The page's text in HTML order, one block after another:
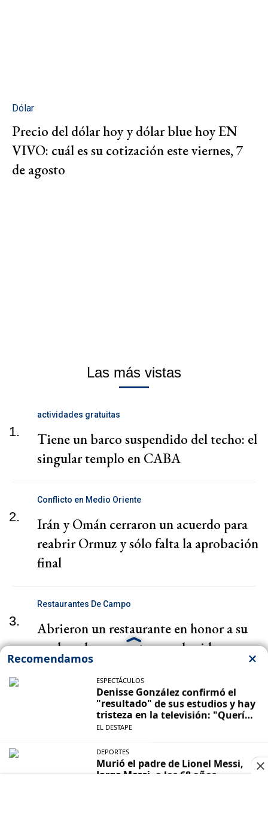
Dólar
Precio del dólar hoy y dólar blue hoy EN
VIVO: cuál es su cotización este viernes, 7
de agosto
Las más vistas
1.
actividades gratuitas
Tiene un barco suspendido del techo: el
singular templo en CABA
2.
Conflicto en Medio Oriente
Irán y Omán cerraron un acuerdo para
reabrir Ormuz y sólo falta la aprobación
final
3.
Restaurantes De Campo
Abrieron un restaurante en honor a su
madre y hoy apuestan por la vida en
comunidad
Rusia intenta sembrar el pánico en la
ciudad de Zaporiyia con "safaris" contra
la población civil